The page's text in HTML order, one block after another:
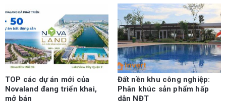
TOP các dự án mới của
Novaland đang triển khai,
mở bán
Đất nền khu công nghiệp:
Phân khúc sản phẩm hấp
dẫn NĐT